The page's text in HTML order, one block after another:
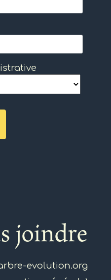
joindre
evolution.org